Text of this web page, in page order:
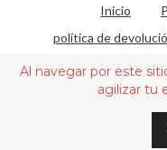
Al navegar por este
agilizar tu
Inicio
política de
Copyright Floresta Pino
Defensa de las y los